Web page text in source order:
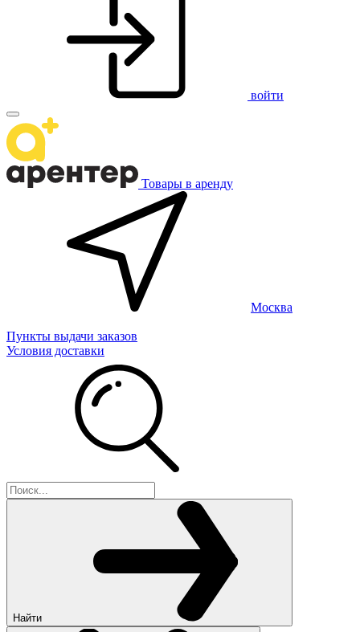
войти
Товары в аренду
Москва
Пункты выдачи заказов
Условия доставки
Найти